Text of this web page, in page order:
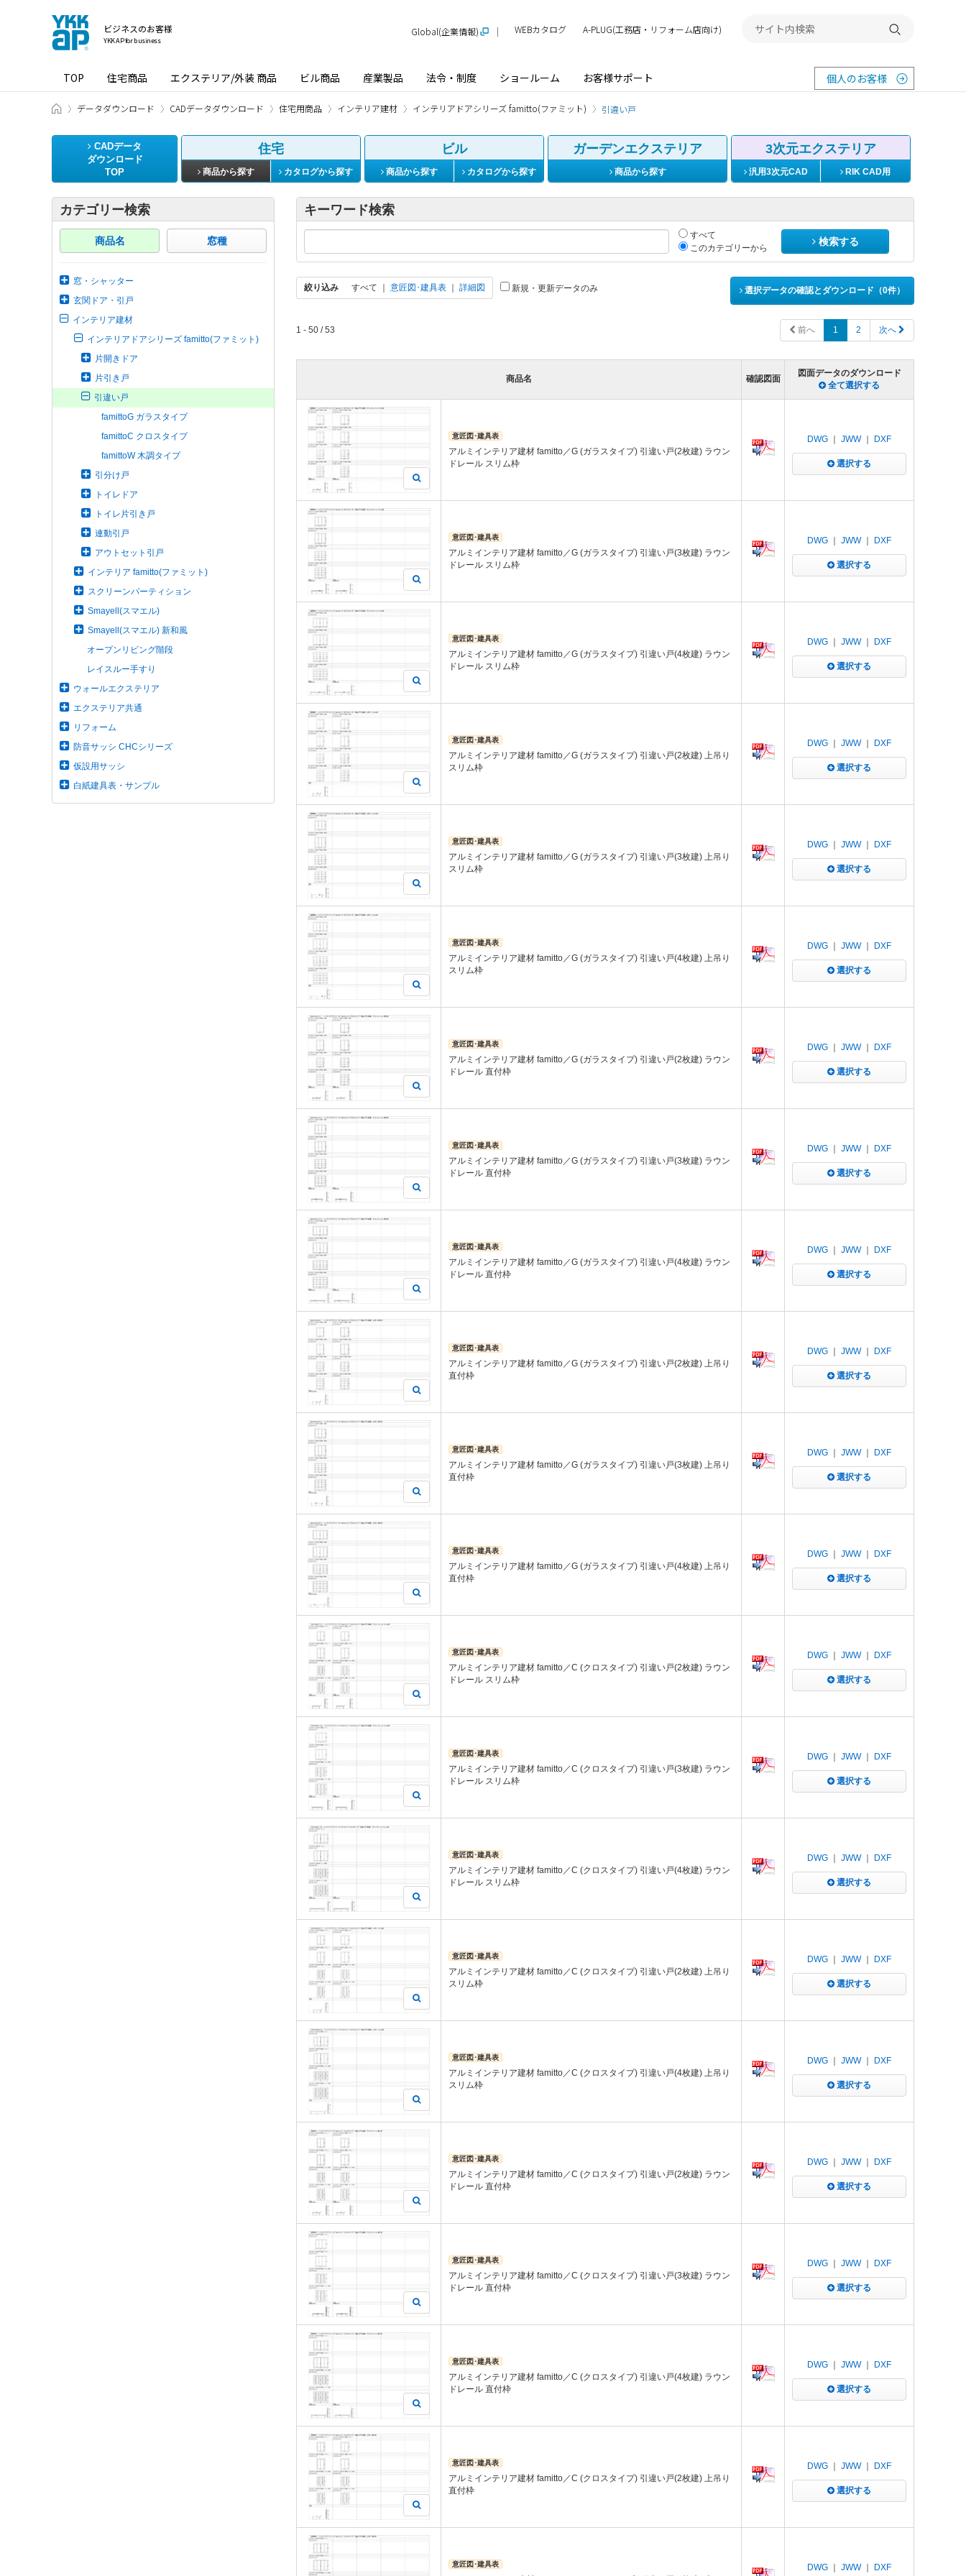
ビジネスのお客様
YKK AP for business
TOP 住宅商品 エクステリア/外装 商品 ビル商品 産業製品 法令・制度 ショールーム お客様サポート 個人のお客様
Global(企業情報) WEBカタログ A-PLUG(工務店・リフォーム店向け) 検索する
ビジネスのお客様 HOME
データダウンロード CADデータダウンロード 住宅用商品 インテリア建材 インテリアドアシリーズ famitto(ファミット) 引違い戸
CADデータ
ダウンロード
TOP
住宅
商品から探す カタログから探す
ビル
商品から探す カタログから探す
ガーデンエクステリア
商品から探す
3次元エクステリア
汎用3次元CAD RIK CAD用
カテゴリー検索
商品名 窓種
窓・シャッター
玄関ドア・引戸
インテリア建材
インテリアドアシリーズ famitto(ファミット)
片開きドア
片引き戸
引違い戸
famittoG ガラスタイプ
famittoC クロスタイプ
famittoW 木調タイプ
引分け戸
トイレドア
トイレ片引き戸
連動引戸
アウトセット引戸
インテリア famitto(ファミット)
スクリーンパーティション
Smayell(スマエル)
Smayell(スマエル) 新和風
オープンリビング階段
レイスルー手すり
ウォールエクステリア
エクステリア共通
リフォーム
防音サッシ CHCシリーズ
仮設用サッシ
白紙建具表・サンプル
キーワード検索
すべて
このカテゴリーから
検索する
絞り込み すべて 意匠図･建具表 詳細図 新規・更新データのみ 選択データの確認とダウンロード（0件）
1 - 50 / 53 前へ 1 2 次へ
商品名 確認図面
図面データのダウンロード
全て選択する
意匠図･建具表
アルミインテリア建材 famitto／G (ガラスタイプ) 引違い戸(2枚建) ラウン
ドレール スリム枠
DWG JWW｜ DXF
選択する
意匠図･建具表
アルミインテリア建材 famitto／G (ガラスタイプ) 引違い戸(3枚建) ラウン
ドレール スリム枠
DWG JWW｜ DXF
選択する
意匠図･建具表
アルミインテリア建材 famitto／G (ガラスタイプ) 引違い戸(4枚建) ラウン
ドレール スリム枠
DWG JWW｜ DXF
選択する
意匠図･建具表
アルミインテリア建材 famitto／G (ガラスタイプ) 引違い戸(2枚建) 上吊り
スリム枠
DWG JWW｜ DXF
選択する
意匠図･建具表
アルミインテリア建材 famitto／G (ガラスタイプ) 引違い戸(3枚建) 上吊り
スリム枠
DWG JWW｜ DXF
選択する
意匠図･建具表
アルミインテリア建材 famitto／G (ガラスタイプ) 引違い戸(4枚建) 上吊り
スリム枠
DWG JWW｜ DXF
選択する
意匠図･建具表
アルミインテリア建材 famitto／G (ガラスタイプ) 引違い戸(2枚建) ラウン
ドレール 直付枠
DWG JWW｜ DXF
選択する
意匠図･建具表
アルミインテリア建材 famitto／G (ガラスタイプ) 引違い戸(3枚建) ラウン
ドレール 直付枠
DWG JWW｜ DXF
選択する
意匠図･建具表
アルミインテリア建材 famitto／G (ガラスタイプ) 引違い戸(4枚建) ラウン
ドレール 直付枠
DWG JWW｜ DXF
選択する
意匠図･建具表
アルミインテリア建材 famitto／G (ガラスタイプ) 引違い戸(2枚建) 上吊り
直付枠
DWG JWW｜ DXF
選択する
意匠図･建具表
アルミインテリア建材 famitto／G (ガラスタイプ) 引違い戸(3枚建) 上吊り
直付枠
DWG JWW｜ DXF
選択する
意匠図･建具表
アルミインテリア建材 famitto／G (ガラスタイプ) 引違い戸(4枚建) 上吊り
直付枠
DWG JWW｜ DXF
選択する
意匠図･建具表
アルミインテリア建材 famitto／C (クロスタイプ) 引違い戸(2枚建) ラウン
ドレール スリム枠
DWG JWW｜ DXF
選択する
意匠図･建具表
アルミインテリア建材 famitto／C (クロスタイプ) 引違い戸(3枚建) ラウン
ドレール スリム枠
DWG JWW｜ DXF
選択する
意匠図･建具表
アルミインテリア建材 famitto／C (クロスタイプ) 引違い戸(4枚建) ラウン
ドレール スリム枠
DWG JWW｜ DXF
選択する
意匠図･建具表
アルミインテリア建材 famitto／C (クロスタイプ) 引違い戸(2枚建) 上吊り
スリム枠
DWG JWW｜ DXF
選択する
意匠図･建具表
アルミインテリア建材 famitto／C (クロスタイプ) 引違い戸(4枚建) 上吊り
スリム枠
DWG JWW｜ DXF
選択する
意匠図･建具表
アルミインテリア建材 famitto／C (クロスタイプ) 引違い戸(2枚建) ラウン
ドレール 直付枠
DWG JWW｜ DXF
選択する
意匠図･建具表
アルミインテリア建材 famitto／C (クロスタイプ) 引違い戸(3枚建) ラウン
ドレール 直付枠
DWG JWW｜ DXF
選択する
意匠図･建具表
アルミインテリア建材 famitto／C (クロスタイプ) 引違い戸(4枚建) ラウン
ドレール 直付枠
DWG JWW｜ DXF
選択する
意匠図･建具表
アルミインテリア建材 famitto／C (クロスタイプ) 引違い戸(2枚建) 上吊り
直付枠
DWG JWW｜ DXF
選択する
意匠図･建具表 DWG JWW｜ DXF